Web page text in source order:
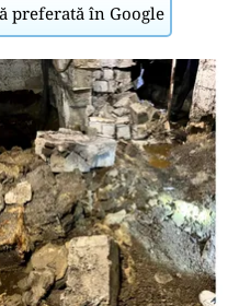
preferată în Google